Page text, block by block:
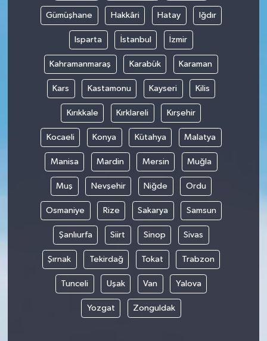
Gümüşhane Hakkâri Hatay Iğdır
Isparta İstanbul İzmir
Kahramanmaraş Karabük Karaman
Kars Kastamonu Kayseri Kilis
Kırıkkale Kırklareli Kırşehir
Kocaeli Konya Kütahya Malatya
Manisa Mardin Mersin Muğla
Muş Nevşehir Niğde Ordu
Osmaniye Rize Sakarya Samsun
Şanlıurfa Siirt Sinop Sivas
Şırnak Tekirdağ Tokat Trabzon
Tunceli Uşak Van Yalova
Yozgat Zonguldak